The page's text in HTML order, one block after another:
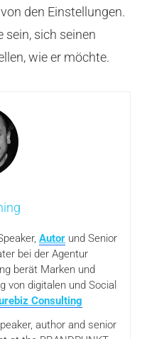
den Einstellungen.
sein, sich seinen
wie er möchte.
Autor und Senior
bei der Agentur
berät Marken und
von digitalen und Social
Consulting
author and senior